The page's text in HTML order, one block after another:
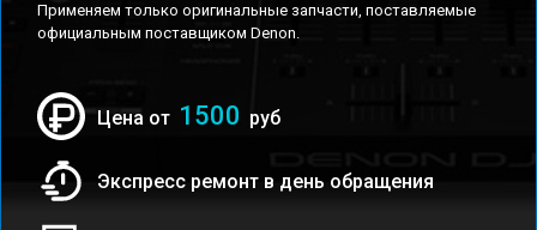
Применяем только оригинальные запчасти, поставляемые
официальным поставщиком Denon.
Цена от 1500 руб
Экспресс ремонт в день обращения